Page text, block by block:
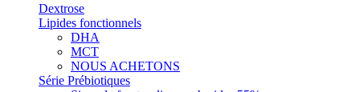
Dextrose
Lipides fonctionnels
DHA
MCT
NOUS ACHETONS
Série Prébiotiques